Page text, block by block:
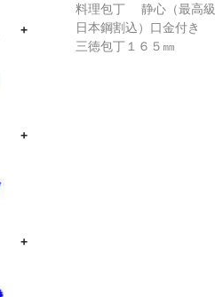
料理包丁 静心（最高級
日本鋼割込）口金付き
三徳包丁１６５㎜
+
+
+